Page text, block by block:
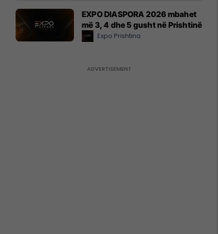
EXPO DIASPORA 2026 mbahet
më 3, 4 dhe 5 gusht në Prishtinë
Expo Prishtina